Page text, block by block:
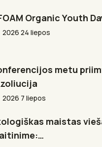
Organic Youth
2026 24 liepos
metu
2026 7 liepos
maistas